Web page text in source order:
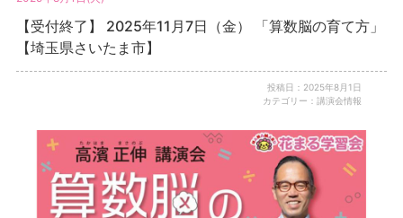
【受付終了】 2025年11月7日（金） 「算数脳の育て方」
【埼玉県さいたま市】
投稿日：2025年8月1日
カテゴリー：講演会情報